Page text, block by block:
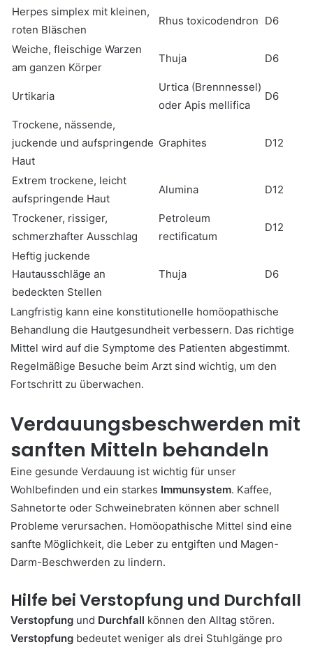
Herpes simplex mit kleinen,
roten Bläschen
Rhus toxicodendron D6
Weiche, fleischige Warzen
am ganzen Körper
Thuja D6
Urtikaria
Urtica (Brennnessel)
oder Apis mellifica
D6
Trockene, nässende,
juckende und aufspringende
Haut
Graphites D12
Extrem trockene, leicht
aufspringende Haut
Alumina D12
Trockener, rissiger,
schmerzhafter Ausschlag
Petroleum
rectificatum
D12
Heftig juckende
Hautausschläge an
bedeckten Stellen
Thuja D6
Langfristig kann eine konstitutionelle homöopathische
Behandlung die Hautgesundheit verbessern. Das richtige
Mittel wird auf die Symptome des Patienten abgestimmt.
Regelmäßige Besuche beim Arzt sind wichtig, um den
Fortschritt zu überwachen.
Verdauungsbeschwerden mit
sanften Mitteln behandeln
Eine gesunde Verdauung ist wichtig für unser
Wohlbefinden und ein starkes Immunsystem. Kaffee,
Sahnetorte oder Schweinebraten können aber schnell
Probleme verursachen. Homöopathische Mittel sind eine
sanfte Möglichkeit, die Leber zu entgiften und Magen-
Darm-Beschwerden zu lindern.
Hilfe bei Verstopfung und Durchfall
Verstopfung und Durchfall können den Alltag stören.
Verstopfung bedeutet weniger als drei Stuhlgänge pro